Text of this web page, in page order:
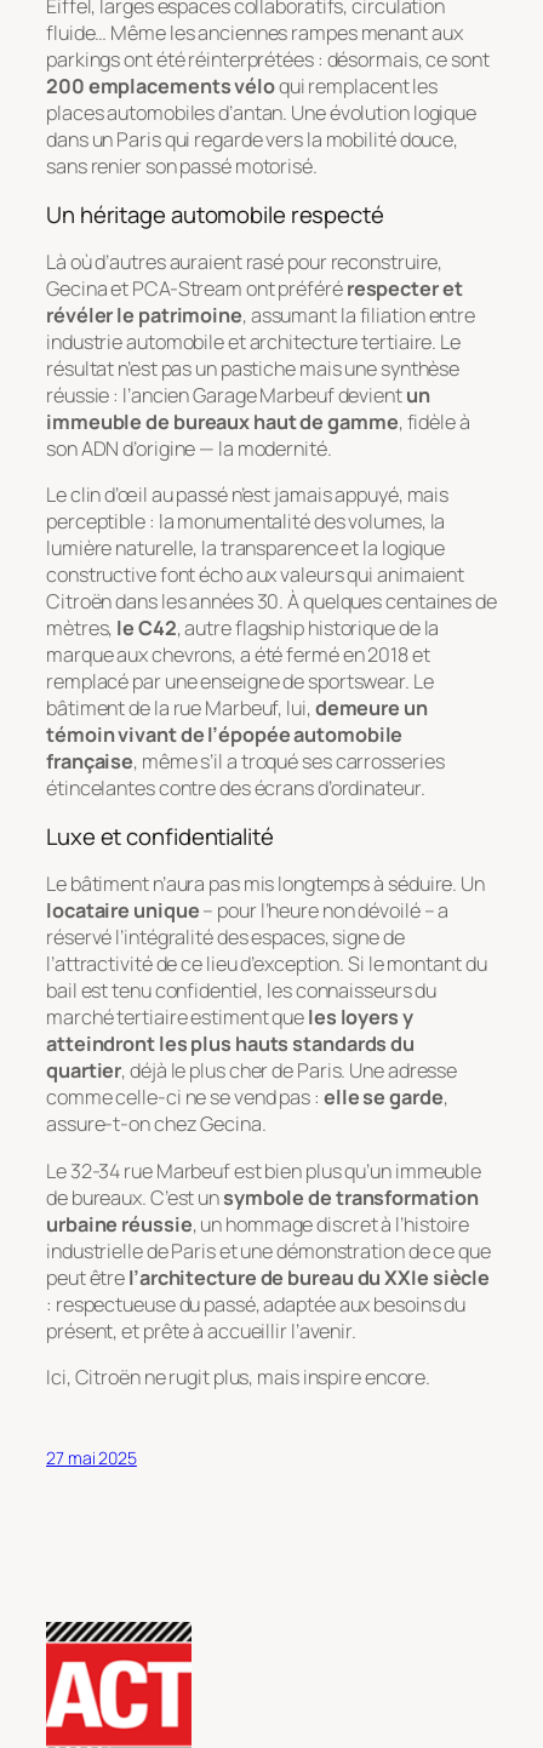
Eiffel, larges espaces collaboratifs, circulation
fluide… Même les anciennes rampes menant aux
parkings ont été réinterprétées : désormais, ce sont
200 emplacements véloqui remplacent les
places automobiles d’antan. Une évolution logique
dans un Paris qui regarde vers la mobilité douce,
sans renier son passé motorisé.
Un héritage automobile respecté
Là où d’autres auraient rasé pour reconstruire,
Gecina et PCA-Stream ont préférérespecter et
révéler le patrimoine, assumant la filiation entre
industrie automobile et architecture tertiaire. Le
résultat n’est pas un pastiche mais une synthèse
réussie : l’ancien Garage Marbeuf devientun
immeuble de bureaux haut de gamme, fidèle à
son ADN d’origine — la modernité.
Le clin d’œil au passé n’est jamais appuyé, mais
perceptible : la monumentalité des volumes, la
lumière naturelle, la transparence et la logique
constructive font écho aux valeurs qui animaient
Citroën dans les années 30. À quelques centaines de
mètres, le C42, autre flagship historique de la
marque aux chevrons, a été fermé en 2018 et
remplacé par une enseigne de sportswear. Le
bâtiment de la rue Marbeuf, lui,demeure un
témoin vivant de l’épopée automobile
française, même s’il a troqué ses carrosseries
étincelantes contre des écrans d’ordinateur.
Luxe et confidentialité
Le bâtiment n’aura pas mis longtemps à séduire. Un
locataire unique– pour l’heure non dévoilé – a
réservé l’intégralité des espaces, signe de
l’attractivité de ce lieu d’exception. Si le montant du
bail est tenu confidentiel, les connaisseurs du
marché tertiaire estiment queles loyers y
atteindront les plus hauts standards du
quartier, déjà le plus cher de Paris. Une adresse
comme celle-ci ne se vend pas : elle se garde,
assure-t-on chez Gecina.
Le 32-34 rue Marbeuf est bien plus qu’un immeuble
de bureaux. C’est unsymbole de transformation
urbaine réussie, un hommage discret à l’histoire
industrielle de Paris et une démonstration de ce que
peut êtrel’architecture de bureau du XXIe siècle
: respectueuse du passé, adaptée aux besoins du
présent, et prête à accueillir l’avenir.
Ici, Citroën ne rugit plus, mais inspire encore.
27 mai 2025